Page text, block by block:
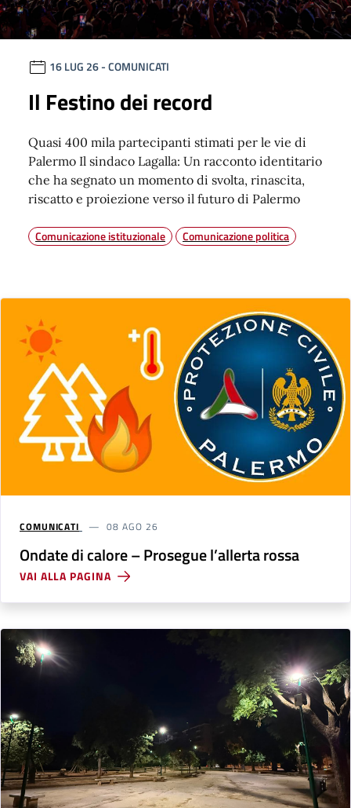
16 LUG 26- COMUNICATI
Il Festino dei record
Quasi 400 mila partecipanti stimati per le vie di
Palermo Il sindaco Lagalla: Un racconto identitario
che ha segnato un momento di svolta, rinascita,
riscatto e proiezione verso il futuro di Palermo
Comunicazione istituzionale Comunicazione politica
COMUNICATI 08 AGO 26
Ondate di calore – Prosegue l’allerta rossa
VAI ALLA PAGINA